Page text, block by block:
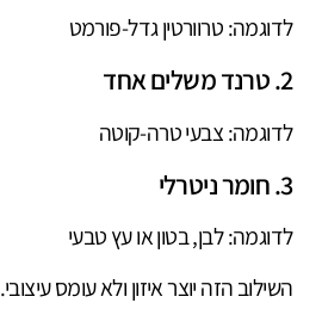
לדוגמה: טרוורטין גדל-פורמט
2. טרנד משלים אחד
לדוגמה: צבעי טרה-קוטה
3. חומר ניטרלי
לדוגמה: לבן, בטון או עץ טבעי
השילוב הזה יוצר איזון ולא עומס עיצובי.